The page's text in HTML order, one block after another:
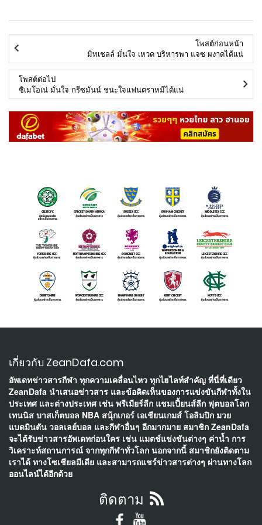
โพสต์ก่อนหน้า
มิทเชลล์ มั่นใจ เหวด บริหารพา แจซ ผงาดได้แน่
โพสต์ต่อไป
ซิเมโอเน่ มั่นใจ กรีซมันน์ ชนะใจแฟนตราหมีได้แน่
เกี่ยวกับ ZeanDafa.com
อัพเดทข่าวสารกีฬา ทุกความเคลื่อนไหว ทุกไฮไลท์สำคัญ ที่นี่ที่เดียว
ZeanDafa นำเสนอข่าวสาร และข้อคิดเห็นของการแข่งขันกีฬาทั้งใน
ประเทศ และต่างประเทศ เช่น พรีเมียร์ลีก แชมเปี้ยนส์ลีก ฟุตบอลโลก
เทนนิส บาสเก็ตบอล NBA สนุ้กเกอร์ เอเชียนเกมส์ โอลิมปิก มวย
แบดมินตัน วอลเลย์บอล และกีฬาอื่นๆ อีกมากมาย สมาชิก ZeanDafa
จะได้รับข่าวสารอัพเดทก่อนใคร เช่น แมตช์แข่งขันต่างๆ ค่าน้ำ การ
วิเคราะห์สถานการณ์ จากทุกกีฬาทั่วโลก นอกจากนี้ สมาชิกยังติดตาม
เราได้ ทางโซเชียลมีเดีย และสามารถแชร์ข่าวสารต่างๆ ผ่านทางโลก
ออนไลน์ได้อีกด้วย
ติดตาม